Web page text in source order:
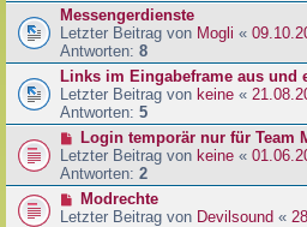
Messengerdienste
Letzter Beitrag von Mogli «
Antworten: 8
Links im Eingabeframe aus und
Letzter Beitrag von keine «
Antworten: 5
Login temporär nur für Team
Letzter Beitrag von keine «
Antworten: 2
Modrechte
Letzter Beitrag von Devilsound «